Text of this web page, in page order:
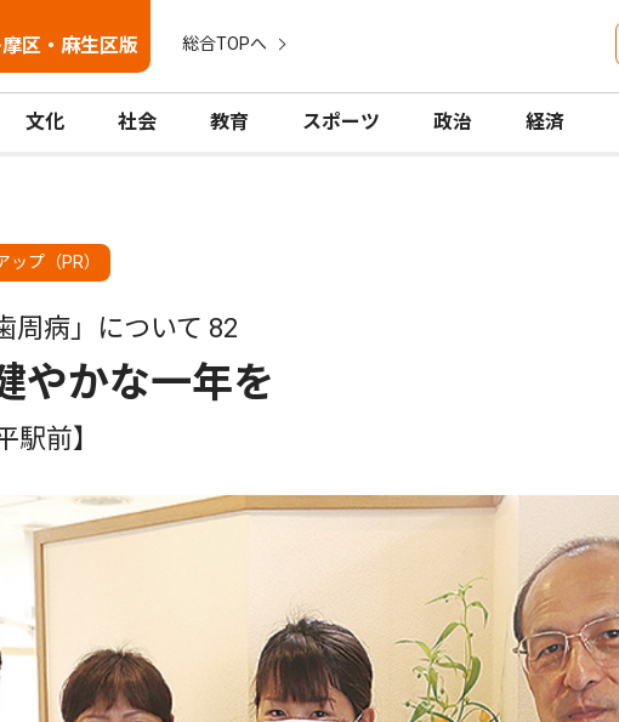
区・麻生区版 総合TOPへ
文化 社会 教育 スポーツ 政治 経済
ップ（PR）
周病」について 82
やかな一年を
駅前】